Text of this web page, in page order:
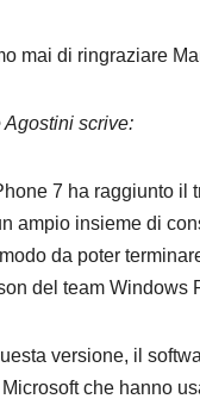
mai di ringraziare
Agostini scrive:
7 ha raggiunto il
ampio insieme di
da poter
del team Windows
versione, il
che hanno